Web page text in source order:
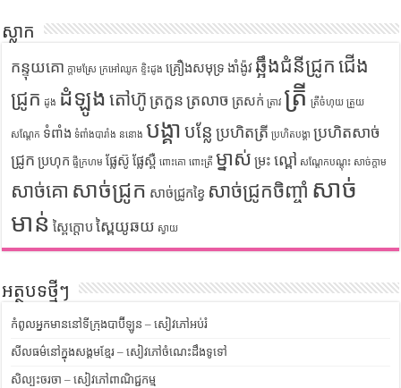
ស្លាក
កន្ទុយគោ ក្តាមស្រែ ក្រអៅឈូក ខ្ទិះដូង គ្រឿងសមុទ្រ ងាំង៉ូវ ឆ្អឹងជំនីជ្រូក ជើង
ជ្រូក ដូង ដំឡូង តៅហ៊ូ ត្រកួន ត្រលាច ត្រសក់ ត្រាវ ត្រី ត្រីចំហុយ ត្រួយ
សណ្តែក ទំពាំង ទំពាំងបារាំង ននោង បង្គា បន្លែ ប្រហិតត្រី ប្រហិតបង្គា ប្រហិតសាច់
ជ្រូក ប្រហុក ផ្ទីក្រហម ផ្លែស៊ូ ផ្លែស្ពឺ ពោះគោ ពោះត្រី ម្នាស់ ម្រះ ល្ពៅ សណ្តែកបណ្តុះ សាច់ក្តាម
សាច់គោ សាច់ជ្រូក សាច់ជ្រូកខ្វៃ សាច់ជ្រូកចិញ្ចាំ សាច់
មាន់ ស្ពៃក្តោប ស្ពៃយូឆយ ស្វាយ
អត្ថបទថ្មីៗ
កំពូលអ្នកមាននៅទីក្រុងបាប៊ីឡូន – សៀវភៅអប់រំ
សីលធម៌នៅក្នុងសង្គមខ្មែរ – សៀវភៅចំណេះដឹងទូទៅ
សិល្បះចរចា – សៀវភៅពាណិជ្ជកម្ម